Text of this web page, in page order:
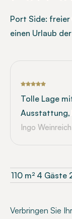
Port Side: freier
einen Urlaub
Tolle Lage
Ausstattung,
Ingo Weinreich
110m² 4 Gäste
Verbringen Sie